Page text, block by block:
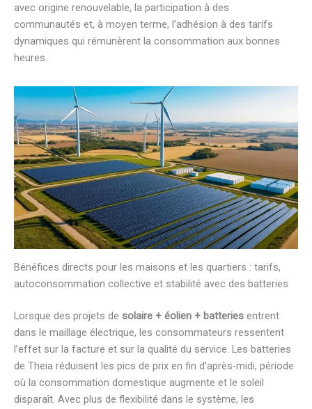
avec origine renouvelable, la participation à des
communautés et, à moyen terme, l’adhésion à des tarifs
dynamiques qui rémunèrent la consommation aux bonnes
heures.
Bénéfices directs pour les maisons et les quartiers : tarifs,
autoconsommation collective et stabilité avec des batteries
Lorsque des projets de solaire + éolien + batteries entrent
dans le maillage électrique, les consommateurs ressentent
l’effet sur la facture et sur la qualité du service. Les batteries
de Theia réduisent les pics de prix en fin d’après-midi, période
où la consommation domestique augmente et le soleil
disparaît. Avec plus de flexibilité dans le système, les